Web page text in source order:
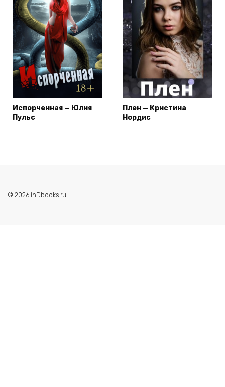
Испорченная — Юлия
Пульс
Плен — Кристина
Нордис
© 2026 inDbooks.ru